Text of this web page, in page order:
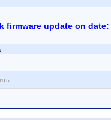
firmware update on date: